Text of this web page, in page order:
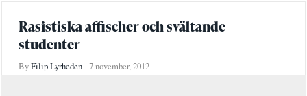
Rasistiska affischer och svältande
studenter
ByFilip Lyrheden 7 november, 2012